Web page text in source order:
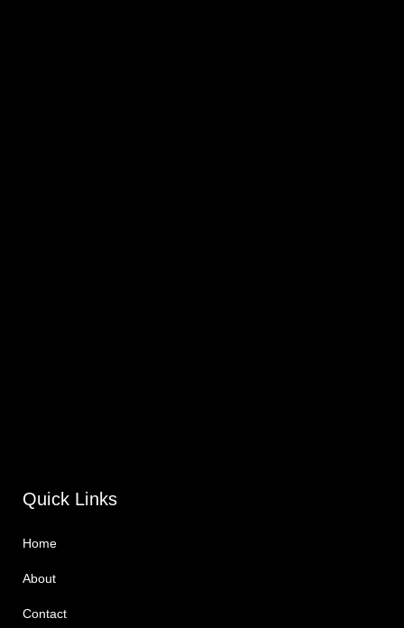
Quick Links
Home
About
Contact